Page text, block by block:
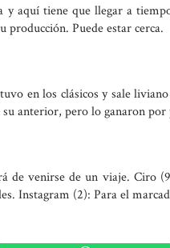
aquí tiene que llegar a
Puede estar cerca.
en los clásicos y sale
anterior, pero lo ganaron por
de venirse de un viaje. Ciro
Instagram (2): Para el